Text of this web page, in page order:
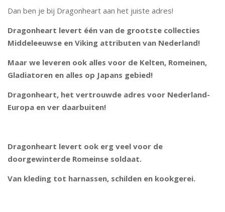
Dan ben je bij Dragonheart aan het juiste adres!
Dragonheart levert één van de grootste collecties
Middeleeuwse en Viking attributen van Nederland!
Maar we leveren ook alles voor de Kelten, Romeinen,
Gladiatoren en alles op Japans gebied!
Dragonheart, het vertrouwde adres voor Nederland-
Europa en ver daarbuiten!
Dragonheart levert ook erg veel voor de
doorgewinterde Romeinse soldaat.
Van kleding tot harnassen, schilden en kookgerei.